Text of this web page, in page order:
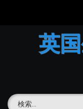
英国の文化につい
英